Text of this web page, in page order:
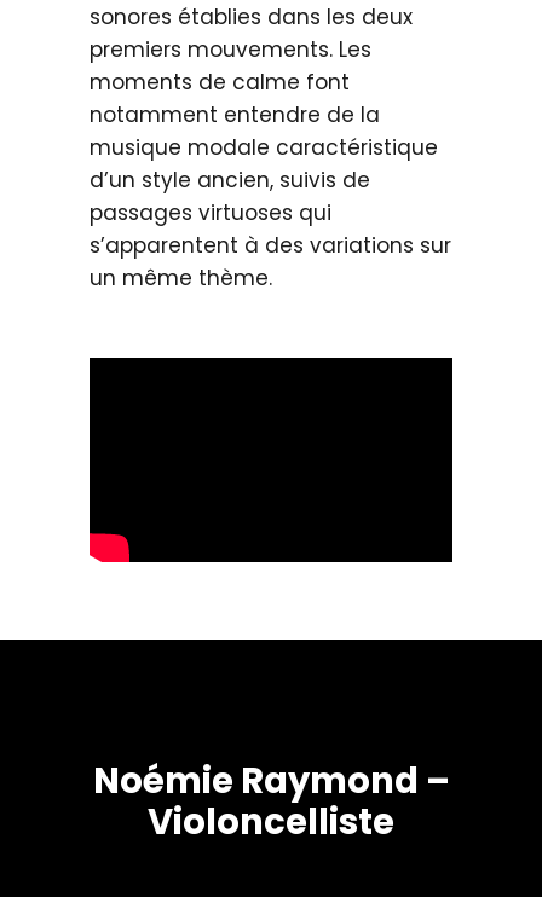
sonores établies dans les deux
premiers mouvements. Les
moments de calme font
notamment entendre de la
musique modale caractéristique
d’un style ancien, suivis de
passages virtuoses qui
s’apparentent à des variations sur
un même thème.
Noémie Raymond –
Violoncelliste